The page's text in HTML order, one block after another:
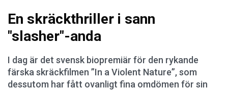
En skräckthriller i sann
"slasher"-anda
I dag är det svensk biopremiär för den rykande
färska skräckfilmen ”In a Violent Nature”, som
dessutom har fått ovanligt fina omdömen för sin